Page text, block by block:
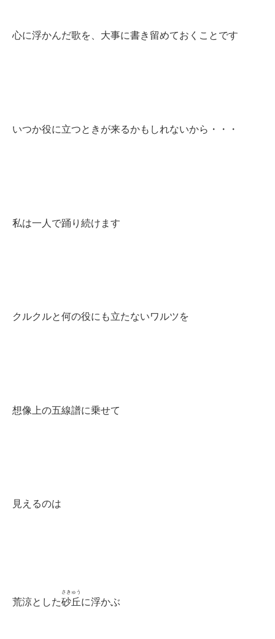
心に浮かんだ歌を、大事に書き留めておくことです
いつか役に立つときが来るかもしれないから・・・
私は一人で踊り続けます
クルクルと何の役にも立たないワルツを
想像上の五線譜に乗せて
見えるのは
荒涼とした砂丘
さきゅう
に浮かぶ